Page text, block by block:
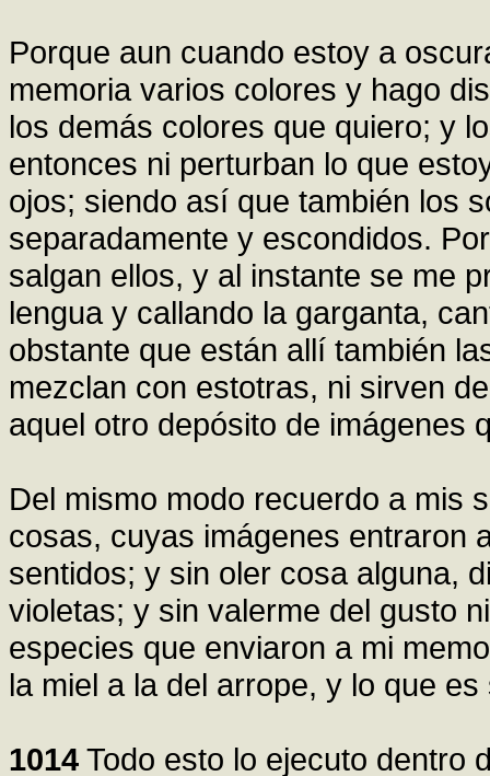
Porque aun cuando estoy a
memoria varios colores y hago
los demás colores que quiero; y
entonces ni perturban lo que
ojos; siendo así que también los
separadamente y escondidos.
salgan ellos, y al instante se me
lengua y callando la garganta,
obstante que están allí también
mezclan con estotras, ni sirven
aquel otro depósito de imágenes
Del mismo modo recuerdo a mis
cosas, cuyas imágenes entraron
sentidos; y sin oler cosa alguna,
violetas; y sin valerme del gusto
especies que enviaron a mi
la miel a la del arrope, y lo que
1014 Todo esto lo ejecuto dentro